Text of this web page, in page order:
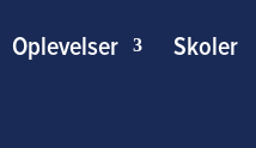
Oplevelser Skoler